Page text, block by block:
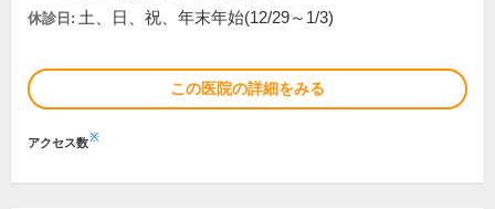
休診日: 土、日、祝、年末年始(12/29～1/3)
この医院の詳細をみる
アクセス数※